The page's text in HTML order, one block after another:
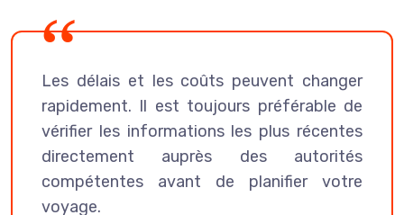
Les délais et les coûts peuvent changer
rapidement. Il est toujours préférable de
vérifier les informations les plus récentes
directement auprès des autorités
compétentes avant de planifier votre
voyage.